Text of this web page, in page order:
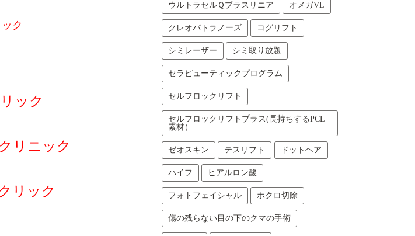
ク
ック
リニック
リック
ウルトラセルＱプラスリニア オメガVL
クレオパトラノーズ コグリフト
シミレーザー シミ取り放題
セラピューティックプログラム
セルフロックリフト
セルフロックリフトプラス(長持ちするPCL
素材）
ゼオスキン テスリフト ドットヘア
ハイフ ヒアルロン酸
フォトフェイシャル ホクロ切除
傷の残らない目の下のクマの手術